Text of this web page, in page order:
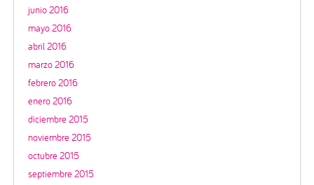
junio 2016
mayo 2016
abril 2016
marzo 2016
febrero 2016
enero 2016
diciembre 2015
noviembre 2015
octubre 2015
septiembre 2015